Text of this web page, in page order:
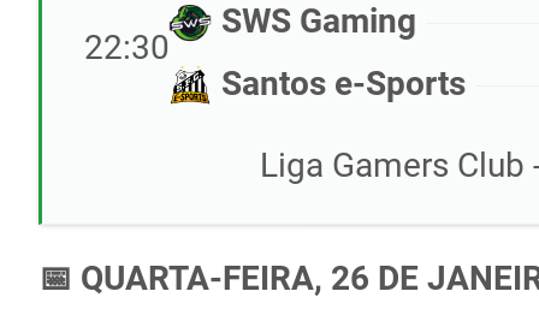
22:30
SWS Gaming
Santos e-Sports
Liga Gamers
📅 QUARTA-FEIRA, 26 DE